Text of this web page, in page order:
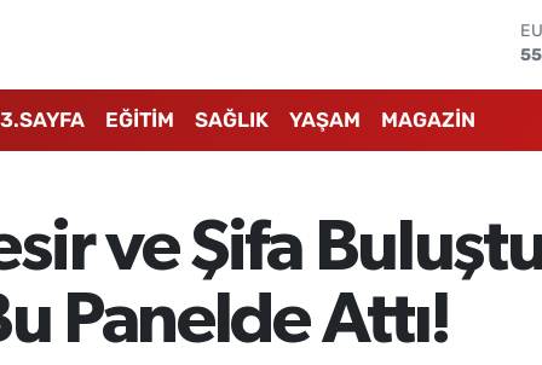
3.SAYFA EĞİTİM SAĞLIK YAŞAM MAGAZİN
ve Şifa
Panelde Attı!